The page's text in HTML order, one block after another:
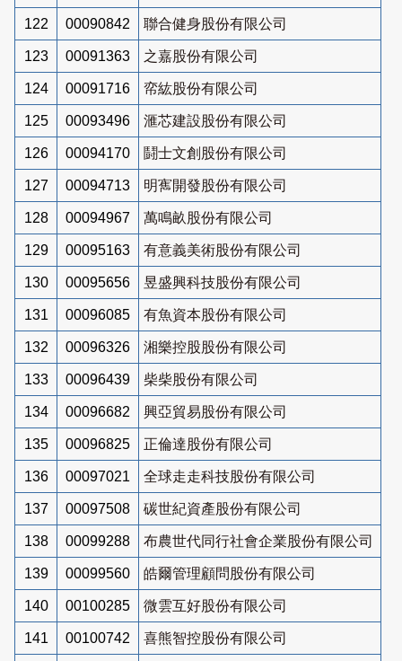
122 00090842 聯合健身股份有限公司
123 00091363 之嘉股份有限公司
124 00091716 帟紘股份有限公司
125 00093496 滙芯建設股份有限公司
126 00094170 鬪士文創股份有限公司
127 00094713 明寯開發股份有限公司
128 00094967 萬鳴畝股份有限公司
129 00095163 有意義美術股份有限公司
130 00095656 昱盛興科技股份有限公司
131 00096085 有魚資本股份有限公司
132 00096326 湘樂控股股份有限公司
133 00096439 柴柴股份有限公司
134 00096682 興亞貿易股份有限公司
135 00096825 正倫達股份有限公司
136 00097021 全球走走科技股份有限公司
137 00097508 碳世紀資產股份有限公司
138 00099288 布農世代同行社會企業股份有限公司
139 00099560 皓爾管理顧問股份有限公司
140 00100285 微雲互好股份有限公司
141 00100742 喜熊智控股份有限公司